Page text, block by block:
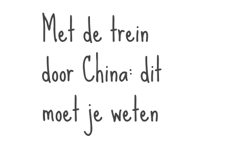
Met de trein
door China: dit
moet je weten